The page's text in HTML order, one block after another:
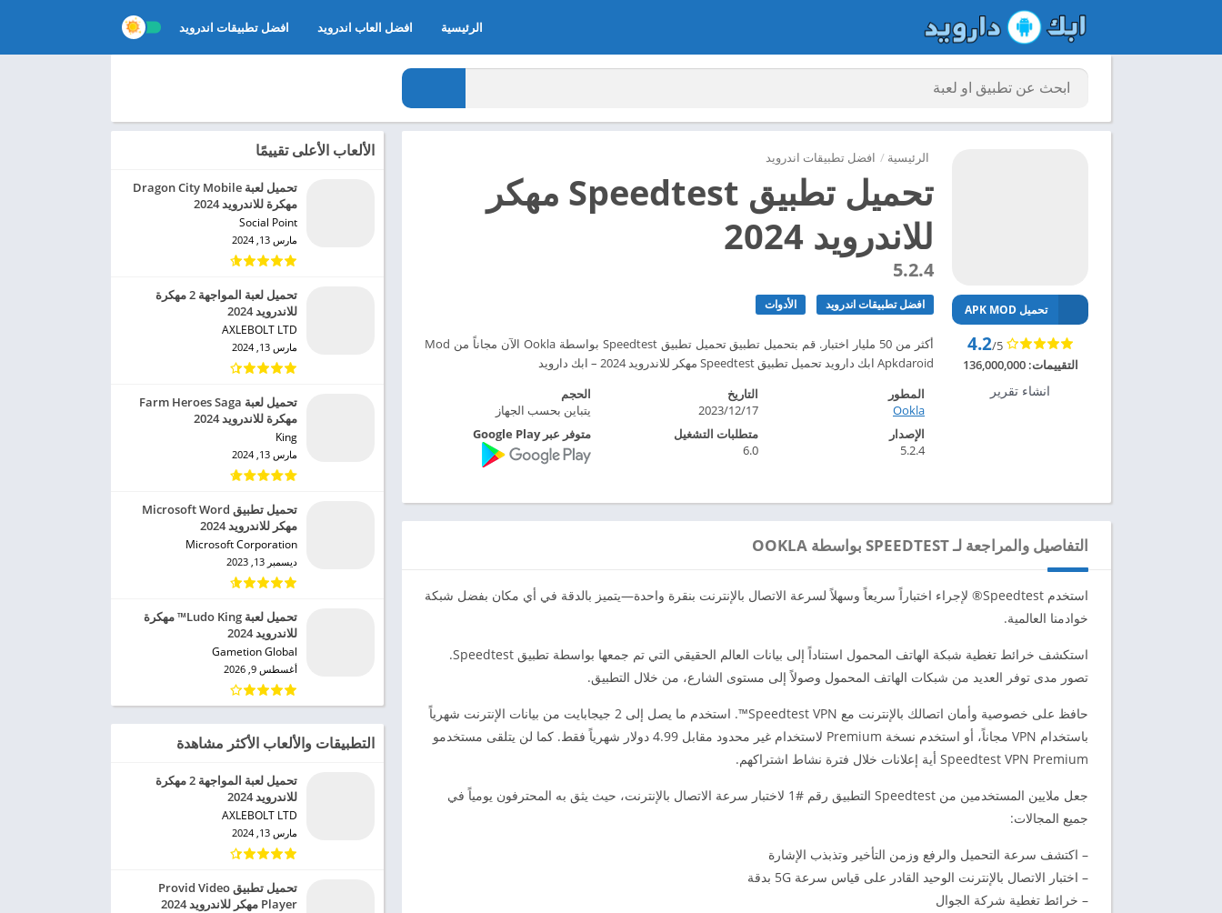
الرئيسية افضل العاب اندرويد افضل تطبيقات اندرويد
الرئيسية / افضل تطبيقات اندرويد
تحميل تطبيق Speedtest مهكر
للاندرويد 2024
5.2.4
افضل تطبيقات اندرويد الأدوات
أكثر من 50 مليار اختبار. قم بتحميل تطبيق تحميل تطبيق Speedtest بواسطة Ookla الآن مجاناً من Mod
Apkdaroid ابك دارويد تحميل تطبيق Speedtest مهكر للاندرويد 2024 – ابك دارويد
تحميل APK MOD
4.2/5
التقييمات:136,000,000
انشاء تقرير
المطور
Ookla‏
التاريخ
2023/12/17
الحجم
يتباين بحسب الجهاز
الإصدار
5.2.4
متطلبات التشغيل
6.0
متوفر عبر Google Play
التفاصيل والمراجعة لـ SPEEDTEST بواسطة OOKLA
استخدم Speedtest® لإجراء اختباراً سريعاً وسهلاً لسرعة الاتصال بالإنترنت بنقرة واحدة—يتميز بالدقة في أي مكان بفضل شبكة
خوادمنا العالمية.
استكشف خرائط تغطية شبكة الهاتف المحمول استناداً إلى بيانات العالم الحقيقي التي تم جمعها بواسطة تطبيق Speedtest.
تصور مدى توفر العديد من شبكات الهاتف المحمول وصولاً إلى مستوى الشارع، من خلال التطبيق.
حافظ على خصوصية وأمان اتصالك بالإنترنت مع Speedtest VPN™. استخدم ما يصل إلى 2 جيجابايت من بيانات الإنترنت شهرياً
باستخدام VPN مجاناً، أو استخدم نسخة Premium لاستخدام غير محدود مقابل 4.99 دولار شهرياً فقط. كما لن يتلقى مستخدمو
Speedtest VPN Premium أية إعلانات خلال فترة نشاط اشتراكهم.
جعل ملايين المستخدمين من Speedtest التطبيق رقم #1 لاختبار سرعة الاتصال بالإنترنت، حيث يثق به المحترفون يومياً في
جميع المجالات:
– اكتشف سرعة التحميل والرفع وزمن التأخير وتذبذب الإشارة
– اختبار الاتصال بالإنترنت الوحيد القادر على قياس سرعة 5G بدقة
– خرائط تغطية شركة الجوال
الألعاب الأعلى تقييمًا
تحميل لعبة Dragon City Mobile
مهكرة للاندرويد 2024
Social Point‏
مارس 13, 2024
تحميل لعبة المواجهة 2 مهكرة
للاندرويد 2024
AXLEBOLT LTD‏
مارس 13, 2024
تحميل لعبة Farm Heroes Saga
مهكرة للاندرويد 2024
King‏
مارس 13, 2024
تحميل تطبيق Microsoft Word
مهكر للاندرويد 2024
Microsoft Corporation‏
ديسمبر 13, 2023
تحميل لعبة Ludo King™ مهكرة
للاندرويد 2024
Gametion Global‏
أغسطس 9, 2026
التطبيقات والألعاب الأكثر مشاهدة
تحميل لعبة المواجهة 2 مهكرة
للاندرويد 2024
AXLEBOLT LTD‏
مارس 13, 2024
تحميل تطبيق Provid Video
Player مهكر للاندرويد 2024